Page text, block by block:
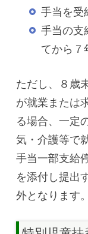
手当を受
手当の支
てから７
ただし、８歳
が就業または
る場合、一定
気・介護等で
手当一部支給
を添付し提出
外となります。